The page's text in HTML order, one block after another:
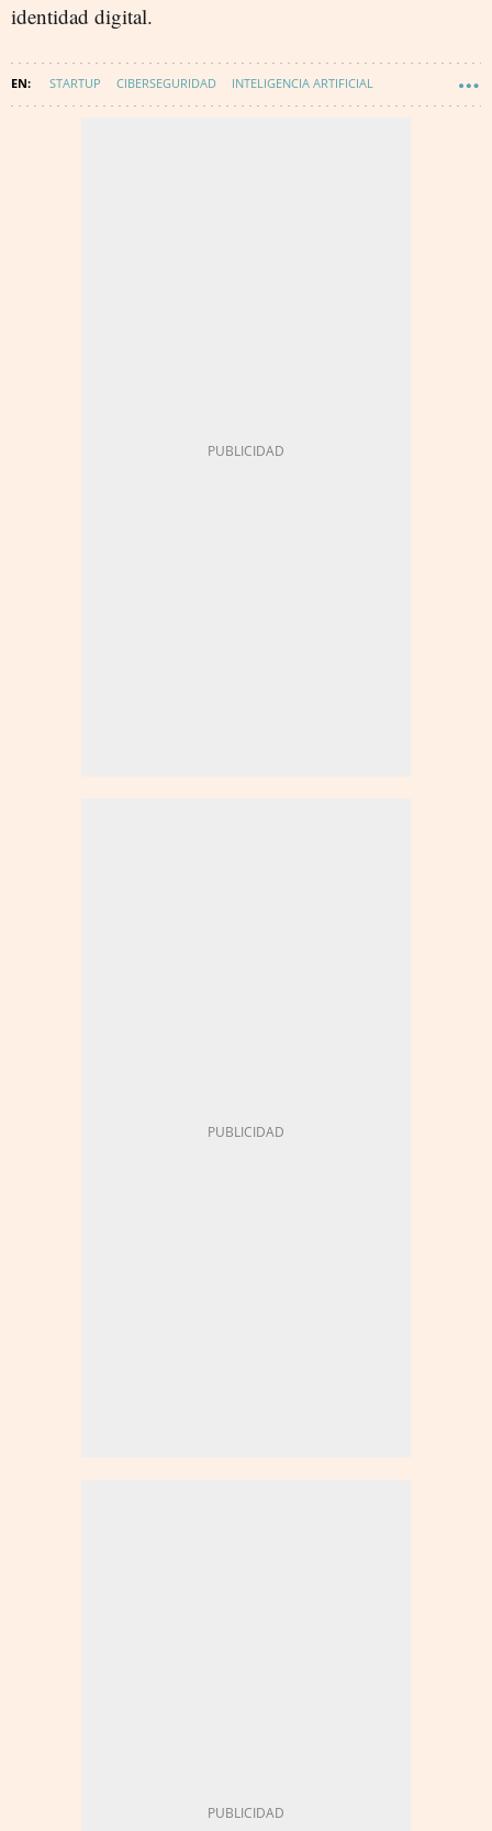
identidad digital.
STARTUP CIBERSEGURIDAD INTELIGENCIA ARTIFICIAL